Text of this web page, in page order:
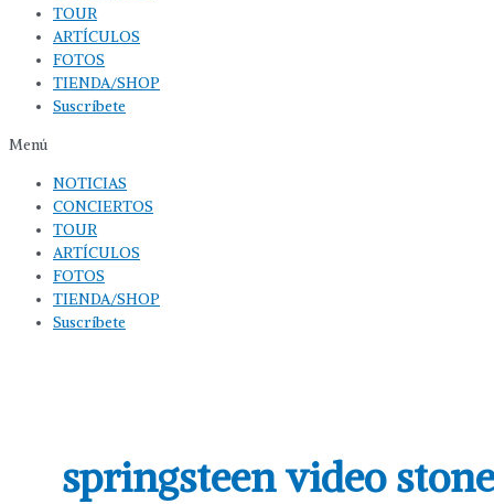
TOUR
ARTÍCULOS
FOTOS
TIENDA/SHOP
Suscríbete
Menú
NOTICIAS
CONCIERTOS
TOUR
ARTÍCULOS
FOTOS
TIENDA/SHOP
Suscríbete
springsteen video